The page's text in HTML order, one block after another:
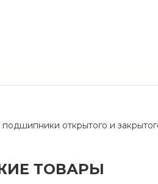
открытого и
ТОВАРЫ